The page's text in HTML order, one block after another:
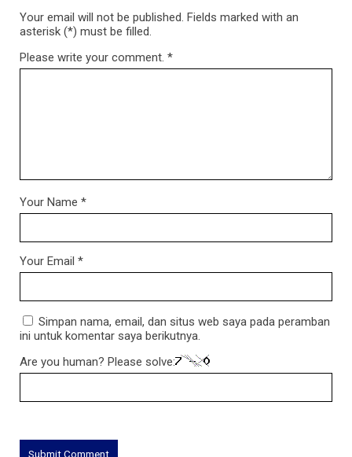
Your email will not be published. Fields marked with an
asterisk (*) must be filled.
Please write your comment. *
Your Name *
Your Email *
Simpan nama, email, dan situs web saya pada peramban
ini untuk komentar saya berikutnya.
Are you human? Please solve: